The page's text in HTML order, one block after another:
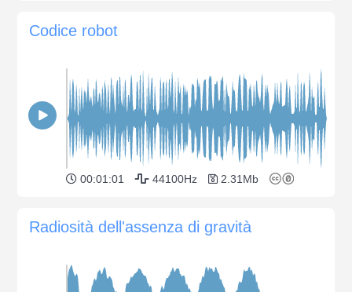
Codice robot
00:01:01 44100Hz 2.31Mb
Radiosità dell'assenza di gravità